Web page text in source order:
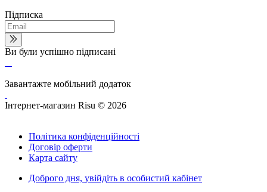
Підписка
Ви були успішно підписані
Завантажте мобільний додаток
Інтернет-магазин Risu © 2026
Політика конфіденційності
Договір оферти
Карта сайту
Доброго дня, увійдіть в особистий кабінет